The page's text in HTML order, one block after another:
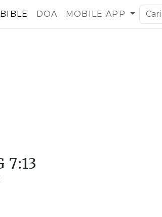
BIBLE DOA MOBILE APP
7:13